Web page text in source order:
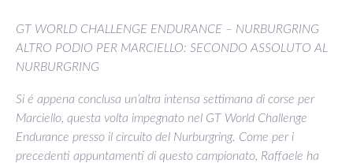
GT WORLD CHALLENGE ENDURANCE – NURBURGRING
ALTRO PODIO PER MARCIELLO: SECONDO ASSOLUTO AL
NURBURGRING
Si é appena conclusa un’altra intensa settimana di corse per
Marciello, questa volta impegnato nel GT World Challenge
Endurance presso il circuito del Nurburgring. Come per i
precedenti appuntamenti di questo campionato, Raffaele ha